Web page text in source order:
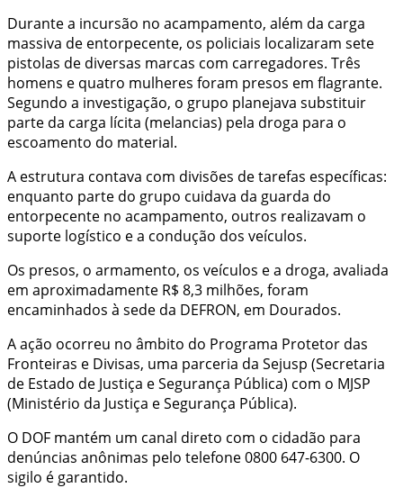
Durante a incursão no acampamento, além da carga
massiva de entorpecente, os policiais localizaram sete
pistolas de diversas marcas com carregadores. Três
homens e quatro mulheres foram presos em flagrante.
Segundo a investigação, o grupo planejava substituir
parte da carga lícita (melancias) pela droga para o
escoamento do material.
A estrutura contava com divisões de tarefas específicas:
enquanto parte do grupo cuidava da guarda do
entorpecente no acampamento, outros realizavam o
suporte logístico e a condução dos veículos.
Os presos, o armamento, os veículos e a droga, avaliada
em aproximadamente R$ 8,3 milhões, foram
encaminhados à sede da DEFRON, em Dourados.
A ação ocorreu no âmbito do Programa Protetor das
Fronteiras e Divisas, uma parceria da Sejusp (Secretaria
de Estado de Justiça e Segurança Pública) com o MJSP
(Ministério da Justiça e Segurança Pública).
O DOF mantém um canal direto com o cidadão para
denúncias anônimas pelo telefone 0800 647-6300. O
sigilo é garantido.